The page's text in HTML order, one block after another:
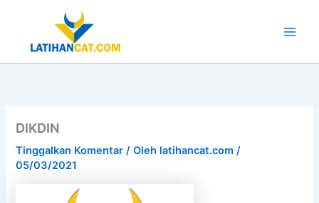
konten
DIKDIN
Tinggalkan Komentar / Oleh latihancat.com/
05/03/2021